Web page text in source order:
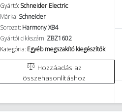
Gyártó: Schneider Electric
Márka: Schneider
Sorozat: Harmony XB4
Gyártói cikkszám: ZBZ1602
Kategória: Egyéb megszakító kiegészítők
összehasonlításhoz